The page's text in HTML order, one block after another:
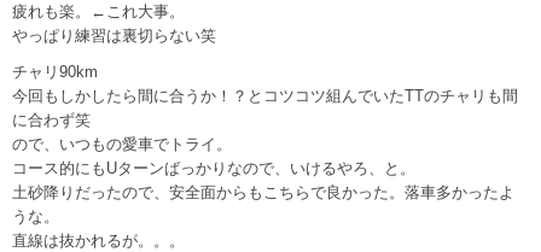
疲れも楽。←これ大事。
やっぱり練習は裏切らない笑
チャリ90km
今回もしかしたら間に合うか！？とコツコツ組んでいたTTのチャリも間
に合わず笑
ので、いつもの愛車でトライ。
コース的にもUターンばっかりなので、いけるやろ、と。
土砂降りだったので、安全面からもこちらで良かった。落車多かったよ
うな。
直線は抜かれるが。。。